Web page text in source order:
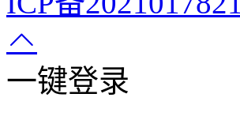
一键登录